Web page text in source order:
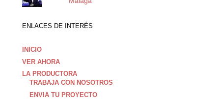
ENLACES DE INTERÉS
INICIO
VER AHORA
LA PRODUCTORA
TRABAJA CON NOSOTROS
ENVIA TU PROYECTO